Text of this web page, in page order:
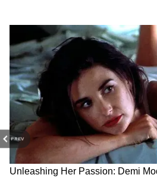
PREV
Related Articles